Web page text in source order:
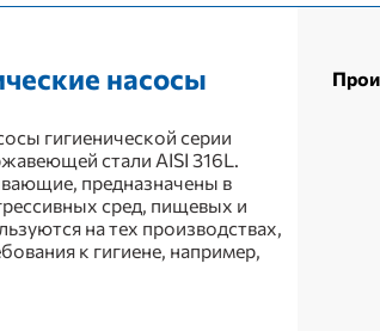
насосы
гигиенической серии
стали AISI 316L.
предназначены в
сред, пищевых и
на тех производствах,
к гигиене, например,